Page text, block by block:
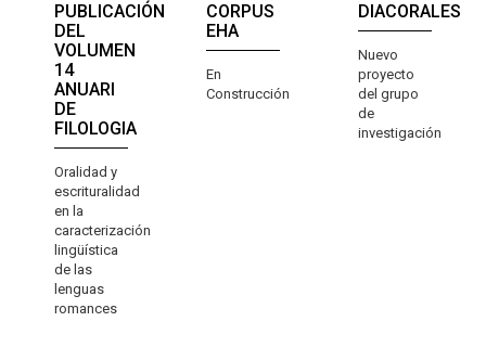
PUBLICACIÓN
DEL
VOLUMEN
14
ANUARI
DE
FILOLOGIA
Oralidad y
escrituralidad
en la
caracterización
lingüística
de las
lenguas
romances
CORPUS
EHA
En
Construcción
DIACORALES
Nuevo
proyecto
del grupo
de
investigación